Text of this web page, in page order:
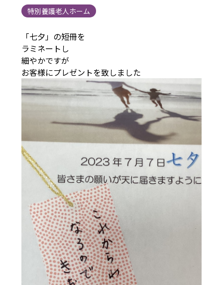
特別養護老人ホーム
「七夕」の短冊を
ラミネートし
細やかですが
お客様にプレゼントを致しました